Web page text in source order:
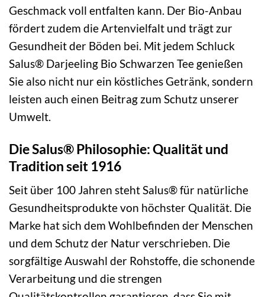
Geschmack voll entfalten kann. Der Bio-Anbau
fördert zudem die Artenvielfalt und trägt zur
Gesundheit der Böden bei. Mit jedem Schluck
Salus® Darjeeling Bio Schwarzen Tee genießen
Sie also nicht nur ein köstliches Getränk, sondern
leisten auch einen Beitrag zum Schutz unserer
Umwelt.
Die Salus® Philosophie: Qualität und
Tradition seit 1916
Seit über 100 Jahren steht Salus® für natürliche
Gesundheitsprodukte von höchster Qualität. Die
Marke hat sich dem Wohlbefinden der Menschen
und dem Schutz der Natur verschrieben. Die
sorgfältige Auswahl der Rohstoffe, die schonende
Verarbeitung und die strengen